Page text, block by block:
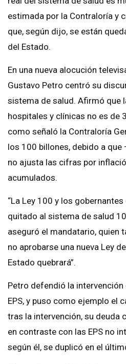
estimada por la Contraloría y
que, según dijo, se están
del Estado.
En una nueva alocución
Gustavo Petro centró su
sistema de salud. Afirmó que
hospitales y clínicas no es de
como señaló la Contraloría
los 100 billones, debido a
no ajusta las cifras por
acumulados.
“La Ley 100 y los
quitado al sistema de salud
aseguró el mandatario, quien
no aprobarse una nueva Ley
Estado quebrará”.
Petro defendió la intervención
EPS, y puso como ejemplo el
tras la intervención, su deuda
en contraste con las EPS no
según él, se duplicó en el